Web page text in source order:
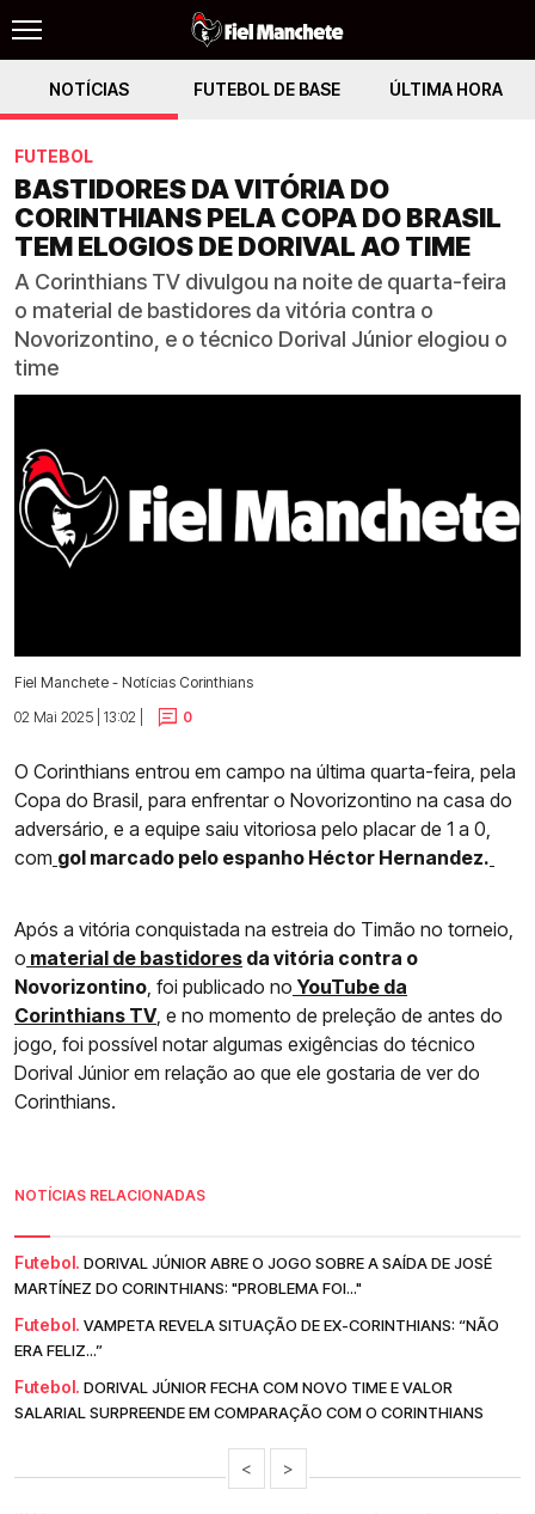
NOTÍCIAS FUTEBOL DE BASE ÚLTIMA HORA
FUTEBOL
BASTIDORES DA VITÓRIA DO
CORINTHIANS PELA COPA DO BRASIL
TEM ELOGIOS DE DORIVAL AO TIME
A Corinthians TV divulgou na noite de quarta-feira
o material de bastidores da vitória contra o
Novorizontino, e o técnico Dorival Júnior elogiou o
time
Fiel Manchete - Notícias Corinthians
02 Mai 2025 | 13:02 |
0
O Corinthians entrou em campo na última quarta-feira, pela
Copa do Brasil, para enfrentar o Novorizontino na casa do
adversário, e a equipe saiu vitoriosa pelo placar de 1 a 0,
com gol marcado pelo espanho Héctor Hernandez.
Após a vitória conquistada na estreia do Timão no torneio,
o material de bastidores da vitória contra o
Novorizontino, foi publicado no YouTube da
Corinthians TV, e no momento de preleção de antes do
jogo, foi possível notar algumas exigências do técnico
Dorival Júnior em relação ao que ele gostaria de ver do
Corinthians.
NOTÍCIAS RELACIONADAS
Futebol. DORIVAL JÚNIOR ABRE O JOGO SOBRE A SAÍDA DE JOSÉ
MARTÍNEZ DO CORINTHIANS: "PROBLEMA FOI..."
Futebol. VAMPETA REVELA SITUAÇÃO DE EX-CORINTHIANS: “NÃO
ERA FELIZ...”
Futebol. DORIVAL JÚNIOR FECHA COM NOVO TIME E VALOR
SALARIAL SURPREENDE EM COMPARAÇÃO COM O CORINTHIANS
< >